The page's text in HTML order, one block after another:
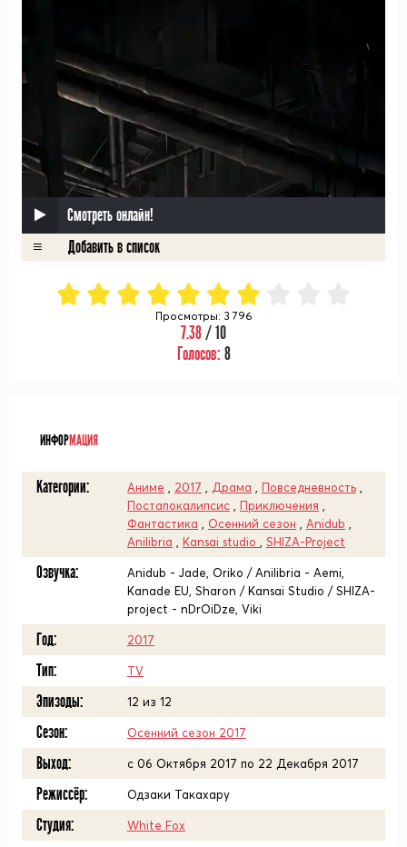
Смотреть онлайн!
Просмотры: 3 796
7.38/ 10
Голосов: 8
ИНФОРМАЦИЯ
Категории: Аниме 2017 Драма Повседневность
Постапокалипсис
Приключения
Фантастика
Осенний сезон Anidub
Anilibria
Kansai studio SHIZA-Project
Озвучка:
Anidub - Jade, Oriko / Anilibria - Aemi,
Kanade EU, Sharon / Kansai Studio / SHIZA-
project - nDrOiDze, Viki
Год: 2017
Тип: TV
Эпизоды: 12 из 12
Сезон: Осенний сезон 2017
Выход: c 06 Октября 2017 по 22 Декабря 2017
Режиссёр: Одзаки Такахару
Студия: White Fox